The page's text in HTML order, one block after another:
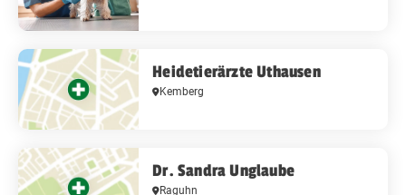
Heidetierärzte Uthausen
Kemberg
Dr. Sandra Unglaube
Raguhn